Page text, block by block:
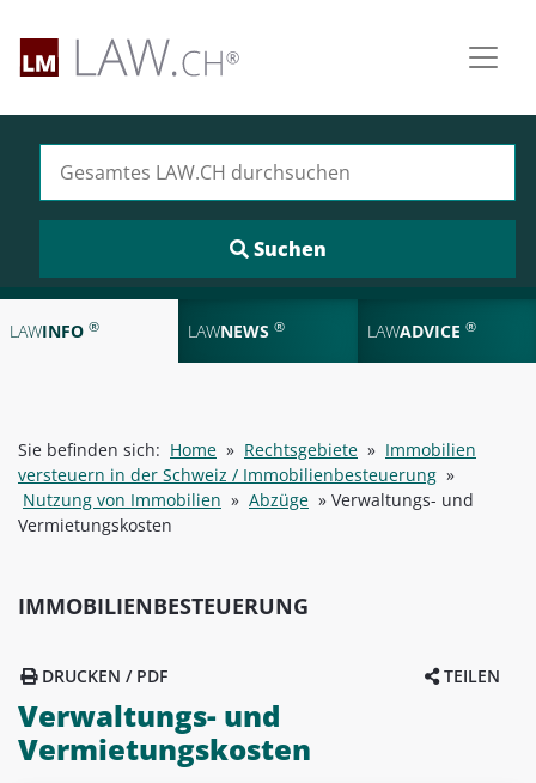
LAWINFO ® LAWNEWS ® LAWADVICE ®
Sie befinden sich: Home » Rechtsgebiete » Immobilien
versteuern in der Schweiz / Immobilienbesteuerung »
Nutzung von Immobilien » Abzüge » Verwaltungs- und
Vermietungskosten
IMMOBILIENBESTEUERUNG
TEILEN
DRUCKEN / PDF
Verwaltungs- und
Vermietungskosten